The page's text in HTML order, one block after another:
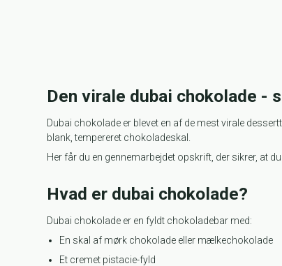
Den virale dubai chokolade -
Dubai chokolade er blevet en af de mest virale
blank, tempereret chokoladeskal.
Her får du en gennemarbejdet opskrift, der sikrer, at
Hvad er dubai chokolade?
Dubai chokolade er en fyldt chokoladebar med:
En skal af mørk chokolade eller mælkechokolade
Et cremet pistacie-fyld